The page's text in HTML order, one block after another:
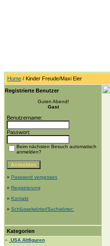
Home / Kinder Freude/Maxi Eier
Registrierte Benutzer
Guten Abend!
Gast
Benutzername:
Passwort:
Beim nächsten Besuch automatisch
anmelden?
» Password vergessen
» Registrierung
» Kontakt
» Schlüsselwörter/Suchwörter:
Kategorien
»
.USA Altfiguren